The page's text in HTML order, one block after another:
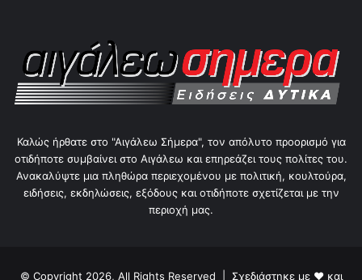
Καλώς ήρθατε στο "Αιγάλεω Σήμερα", τον απόλυτο προορισμό για
οτιδήποτε συμβαίνει στο Αιγάλεω και επηρεάζει τους πολίτες του.
Ανακαλύψτε μια πληθώρα περιεχομένου με πολιτική, κουλτούρα,
ειδήσεις, εκδηλώσεις, εξόδους και οτιδήποτε σχετίζεται με την
περιοχή μας.
© Copyright 2026, All Rights Reserved | Σχεδιάστηκε με ❤ και